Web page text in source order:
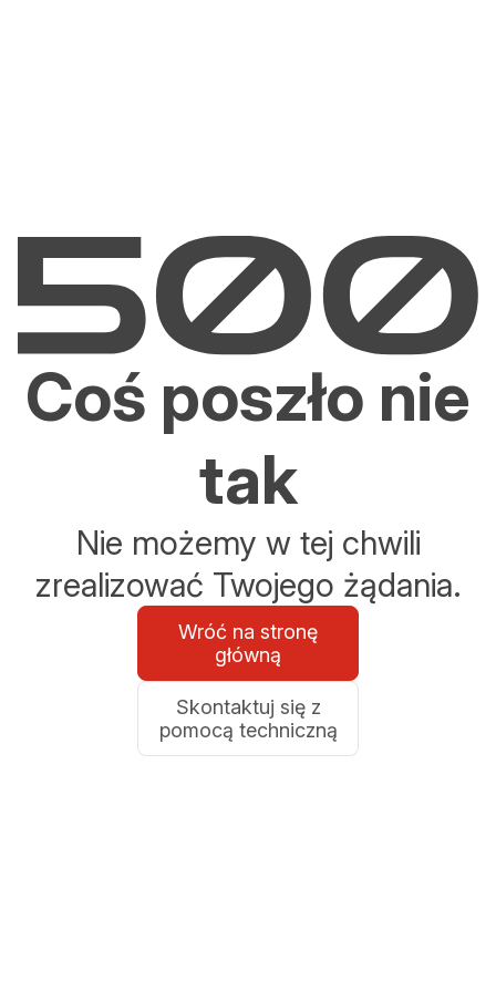
Coś poszło nie
tak
Nie możemy w tej chwili
zrealizować Twojego żądania.
Wróć na stronę
główną
Skontaktuj się z
pomocą techniczną